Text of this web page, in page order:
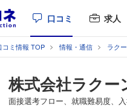
口コミ 求人
コミ情報 TOP 情報・通信 ラク
株式会社ラク
面接選考フロー、就職難易度、